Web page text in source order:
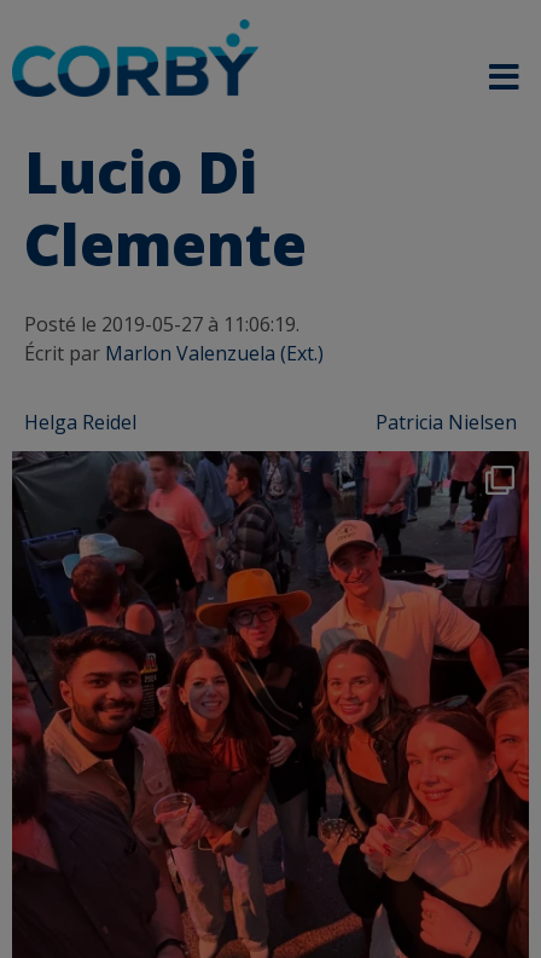
Lucio Di
Clemente
Posté le 2019-05-27 à 11:06:19.
Écrit par Marlon Valenzuela (Ext.)
Post
navigation
Helga Reidel Patricia Nielsen